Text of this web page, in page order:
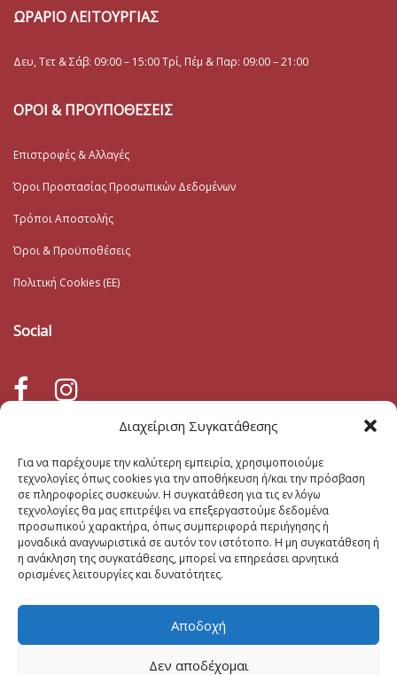
Διαχείριση Συγκατάθεσης
Για να παρέχουμε την καλύτερη εμπειρία, χρησιμοποιούμε
τεχνολογίες όπως cookies για την αποθήκευση ή/και την πρόσβαση
σε πληροφορίες συσκευών. Η συγκατάθεση για τις εν λόγω
τεχνολογίες θα μας επιτρέψει να επεξεργαστούμε δεδομένα
προσωπικού χαρακτήρα, όπως συμπεριφορά περιήγησης ή
μοναδικά αναγνωριστικά σε αυτόν τον ιστότοπο. Η μη συγκατάθεση ή
η ανάκληση της συγκατάθεσης, μπορεί να επηρεάσει αρνητικά
ορισμένες λειτουργίες και δυνατότητες.
Αποδοχή
Δεν αποδέχομαι
ΩΡΑΡΙΟ ΛΕΙΤΟΥΡΓΙΑΣ
Δευ, Τετ & Σάβ: 09:00 – 15:00 Τρί, Πέμ & Παρ: 09:00 – 21:00
ΟΡΟΙ & ΠΡΟΥΠΟΘΕΣΕΙΣ
Επιστροφές & Αλλαγές
Όροι Προστασίας Προσωπικών Δεδομένων
Τρόποι Αποστολής
Όροι & Προϋποθέσεις
Πολιτική Cookies (ΕΕ)
Social
Ο λογαριασμός μου
Καλάθι
Λίστα Επιθυμιών
Εγγραφή στο Ενημερωτικό